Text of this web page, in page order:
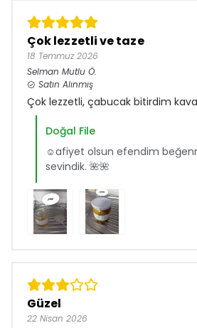
Çok lezzetli ve taze
18 Temmuz 2026
Selman Mutlu Ö.
Satın Alınmış
Çok lezzetli, çabucak bitirdim
Doğal File
☺️afiyet olsun efendim
sevindik. 🌺🌺
Güzel
22 Nisan 2026